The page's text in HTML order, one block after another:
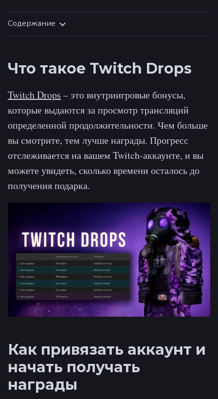
Содержание
Что такое Twitch Drops
Twitch Drops – это внутриигровые бонусы,
которые выдаются за просмотр трансляций
определенной продолжительности. Чем больше
вы смотрите, тем лучше награды. Прогресс
отслеживается на вашем Twitch-аккаунте, и вы
можете увидеть, сколько времени осталось до
получения подарка.
Как привязать аккаунт и
начать получать
награды